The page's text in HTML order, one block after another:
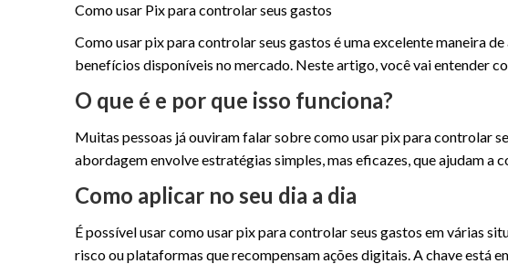
Como usar Pix para controlar seus gastos
Como usar pix para controlar seus gastos é uma excelente maneira
benefícios disponíveis no mercado. Neste artigo, você vai entender
O que é e por que isso funciona?
Muitas pessoas já ouviram falar sobre como usar pix para controlar
abordagem envolve estratégias simples, mas eficazes, que ajudam
Como aplicar no seu dia a dia
É possível usar como usar pix para controlar seus gastos em várias
risco ou plataformas que recompensam ações digitais. A chave está